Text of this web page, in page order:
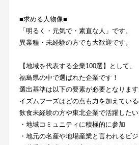
■求める人物像■
「明るく・元気で・素直な人」です。
異業種・未経験の方でも大歓迎です。
【地域を代表する企業100選】として、
福島県の中で選ばれた企業です！
選出基準は以下の要素が必要となります
イズムフーズはどの点も力を加えている
飲食未経験の方や東北企業で活躍した
・地域コミュニティに積極的に参加
・地元の名産や地場産業と言われるビ